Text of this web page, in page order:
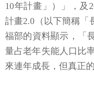
10年計畫」）」，及
計畫2.0（以下簡稱「
福部的資料顯示，「
量占老年失能人口比
來連年成長，但真正